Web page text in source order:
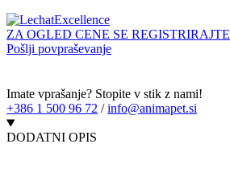
ZA OGLED CENE SE REGISTRIRAJTE
Pošlji povpraševanje
Imate vprašanje? Stopite v stik z nami!
+386 1 500 96 72 /info@animapet.si
DODATNI OPIS